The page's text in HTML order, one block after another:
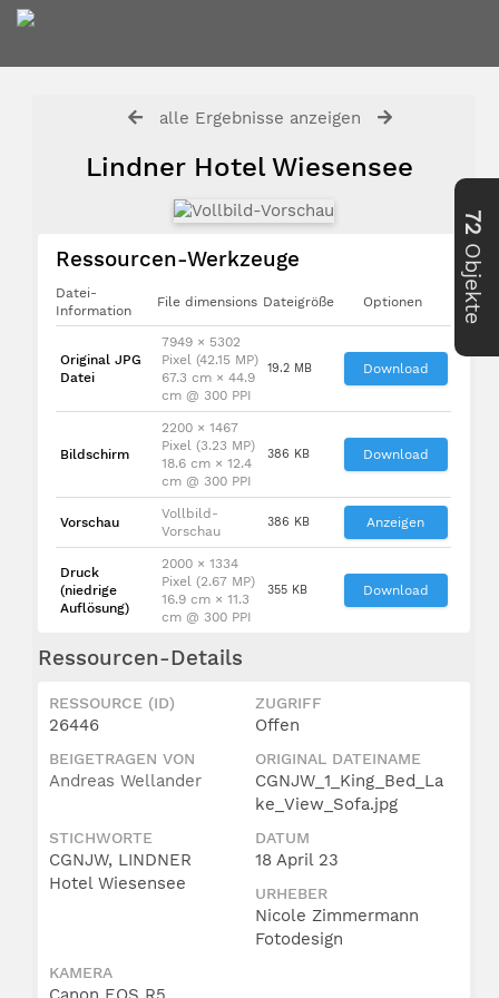
alle Ergebnisse anzeigen
Lindner Hotel Wiesensee
Ressourcen-Werkzeuge
Datei-
Information
File dimensions Dateigröße Optionen
Original JPG
Datei
7949 × 5302
Pixel (42.15 MP)
67.3 cm × 44.9
cm @ 300 PPI
19.2 MB Download
Bildschirm
2200 × 1467
Pixel (3.23 MP)
18.6 cm × 12.4
cm @ 300 PPI
386 KB Download
Vorschau
Vollbild-
Vorschau
386 KB Anzeigen
Druck
(niedrige
Auflösung)
2000 × 1334
Pixel (2.67 MP)
16.9 cm × 11.3
cm @ 300 PPI
355 KB Download
Ressourcen-Details
RESSOURCE (ID)
26446
ZUGRIFF
Offen
BEIGETRAGEN VON
Andreas Wellander
ORIGINAL DATEINAME
CGNJW_1_King_Bed_La
ke_View_Sofa.jpg
STICHWORTE
CGNJW, LINDNER
Hotel Wiesensee
DATUM
18 April 23
URHEBER
Nicole Zimmermann
Fotodesign
KAMERA
72
Objekte